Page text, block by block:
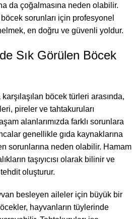
da çoğalmasına neden olabilir.
sorunları için profesyonel
en doğru ve güvenli yoldur.
Sık Görülen Böcek
böcek türleri arasında,
pireler ve tahtakuruları
alanlarımızda farklı sorunlara
genellikle gıda kaynaklarına
sorunlarına neden olabilir. Hamam
taşıyıcısı olarak bilinir ve
oluşturur.
besleyen aileler için büyük bir
hayvanların tüylerinde